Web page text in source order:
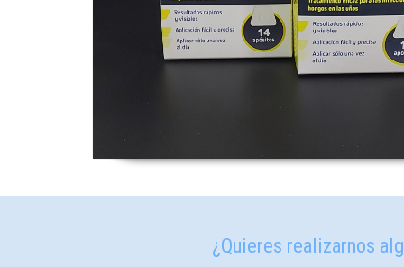
¿Quieres realizarnos